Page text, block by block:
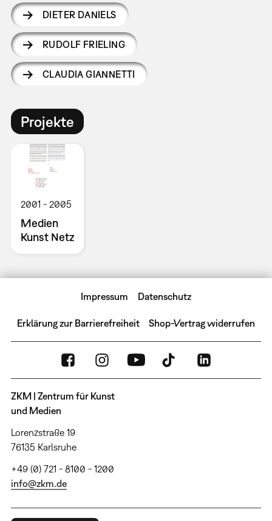
DIETER DANIELS
RUDOLF FRIELING
CLAUDIA GIANNETTI
Projekte
2001 2005
Medien
Kunst Netz
Impressum Datenschutz
Erklärung zur Barrierefreiheit Shop-Vertrag widerrufen
ZKM | Zentrum für Kunst
und Medien
Lorenzstraße 19
76135 Karlsruhe
+49 (0) 721 - 8100 - 1200
info@zkm.de